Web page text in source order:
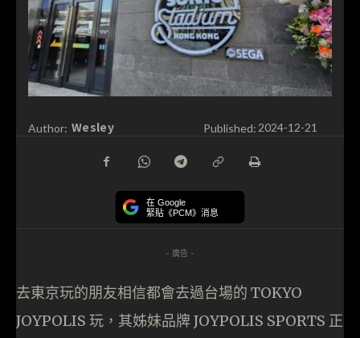
Author: Wesley Published:2024-12-21
在 Google
緊貼《PCM》消息
- 廣告 -
去東京玩的朋友相信都會去過台場的 TOKYO
JOYPOLIS 玩，其姊妹品牌 JOYPOLIS SPORTS 正